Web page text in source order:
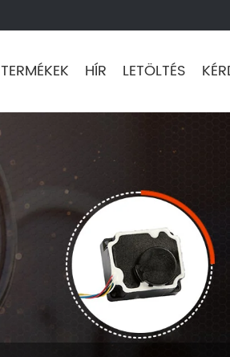
TERMÉKEK HÍR LETÖLTÉS